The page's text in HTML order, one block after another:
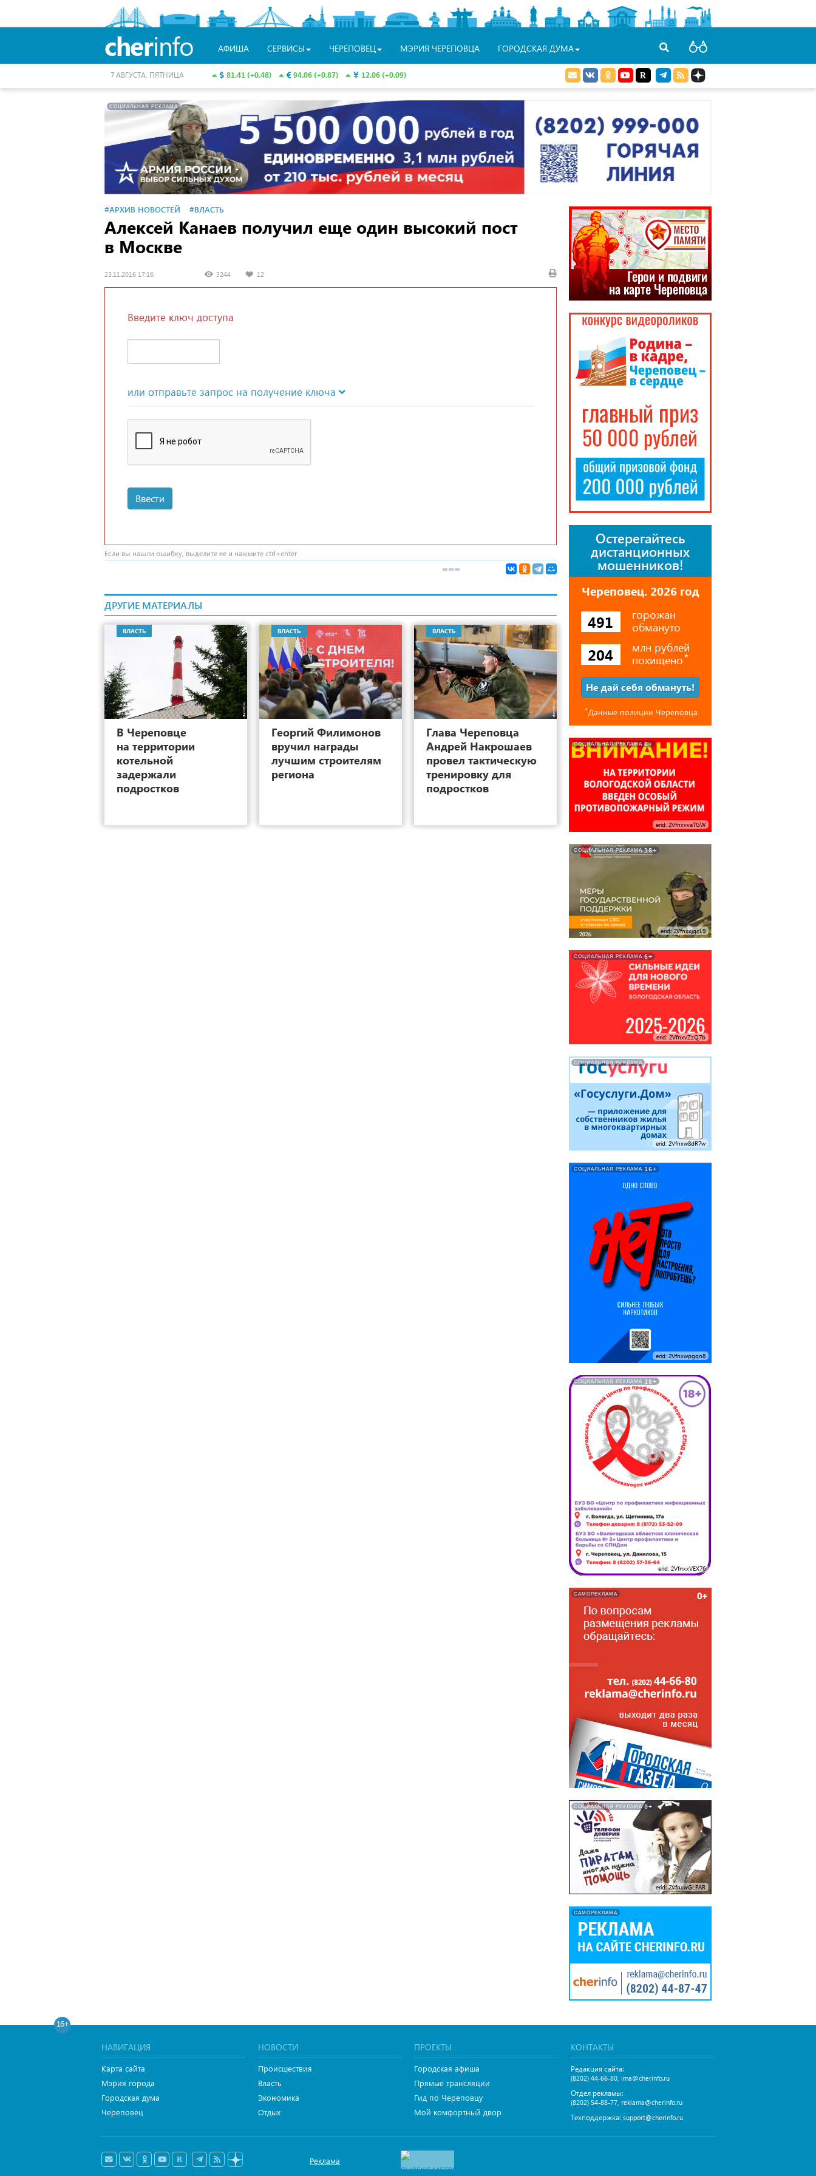
cherinfo АФИША СЕРВИСЫ ЧЕРЕПОВЕЦ МЭРИЯ ЧЕРЕПОВЦА ГОРОДСКАЯ ДУМА
81.41 (+0.48) 94.06 (+0.87) 12.06 (+0.09)
7 АВГУСТА, ПЯТНИЦА
СОЦИАЛЬНАЯ РЕКЛАМА
#АРХИВ НОВОСТЕЙ #ВЛАСТЬ
Алексей Канаев получил еще один высокий пост
в Москве
23.11.2016 17:16 3244 12
Введите ключ доступа
или отправьте запрос на получение ключа
Ввести
Если вы нашли ошибку, выделите ее и нажмите ctrl+enter
ДРУГИЕ МАТЕРИАЛЫ
ВЛАСТЬ
9
В Череповце
на территории
котельной
задержали
подростков
ВЛАСТЬ
13
Георгий Филимонов
вручил награды
лучшим строителям
региона
ВЛАСТЬ
10
Глава Череповца
Андрей Накрошаев
провел тактическую
тренировку для
подростков
Остерегайтесь
дистанционных
мошенников!
Череповец. 2026 год
491
горожан
обмануто
204
млн рублей
похищено⃰
Не дай себя обмануть!
⃰Данные полиции Череповца
СОЦИАЛЬНАЯ РЕКЛАМА 6+
erid: 2VfnxvvaTGW
СОЦИАЛЬНАЯ РЕКЛАМА 18+
erid: 2VfnxxjqcL9
СОЦИАЛЬНАЯ РЕКЛАМА 6+
erid: 2VfnxvZzQ7b
СОЦИАЛЬНАЯ РЕКЛАМА
erid: 2Vfnxw8dR7w
СОЦИАЛЬНАЯ РЕКЛАМА 16+
erid: 2Vfnxwpgqn8
СОЦИАЛЬНАЯ РЕКЛАМА 18+
erid: 2VfnxxVEX76
САМОРЕКЛАМА
СОЦИАЛЬНАЯ РЕКЛАМА 0+
erid: 2VfnxwGLFAR
САМОРЕКЛАМА
16+
НАВИГАЦИЯ
Карта сайта
Мэрия города
Городская дума
Череповец
НОВОСТИ
Происшествия
Власть
Экономика
Отдых
ПРОЕКТЫ
Городская афиша
Прямые трансляции
Гид по Череповцу
Мой комфортный двор
КОНТАКТЫ
Редакция сайта:
(8202) 44-66-80, ima@cherinfo.ru
Отдел рекламы:
(8202) 54-88-77, reklama@cherinfo.ru
Техподдержка: support@cherinfo.ru
Реклама